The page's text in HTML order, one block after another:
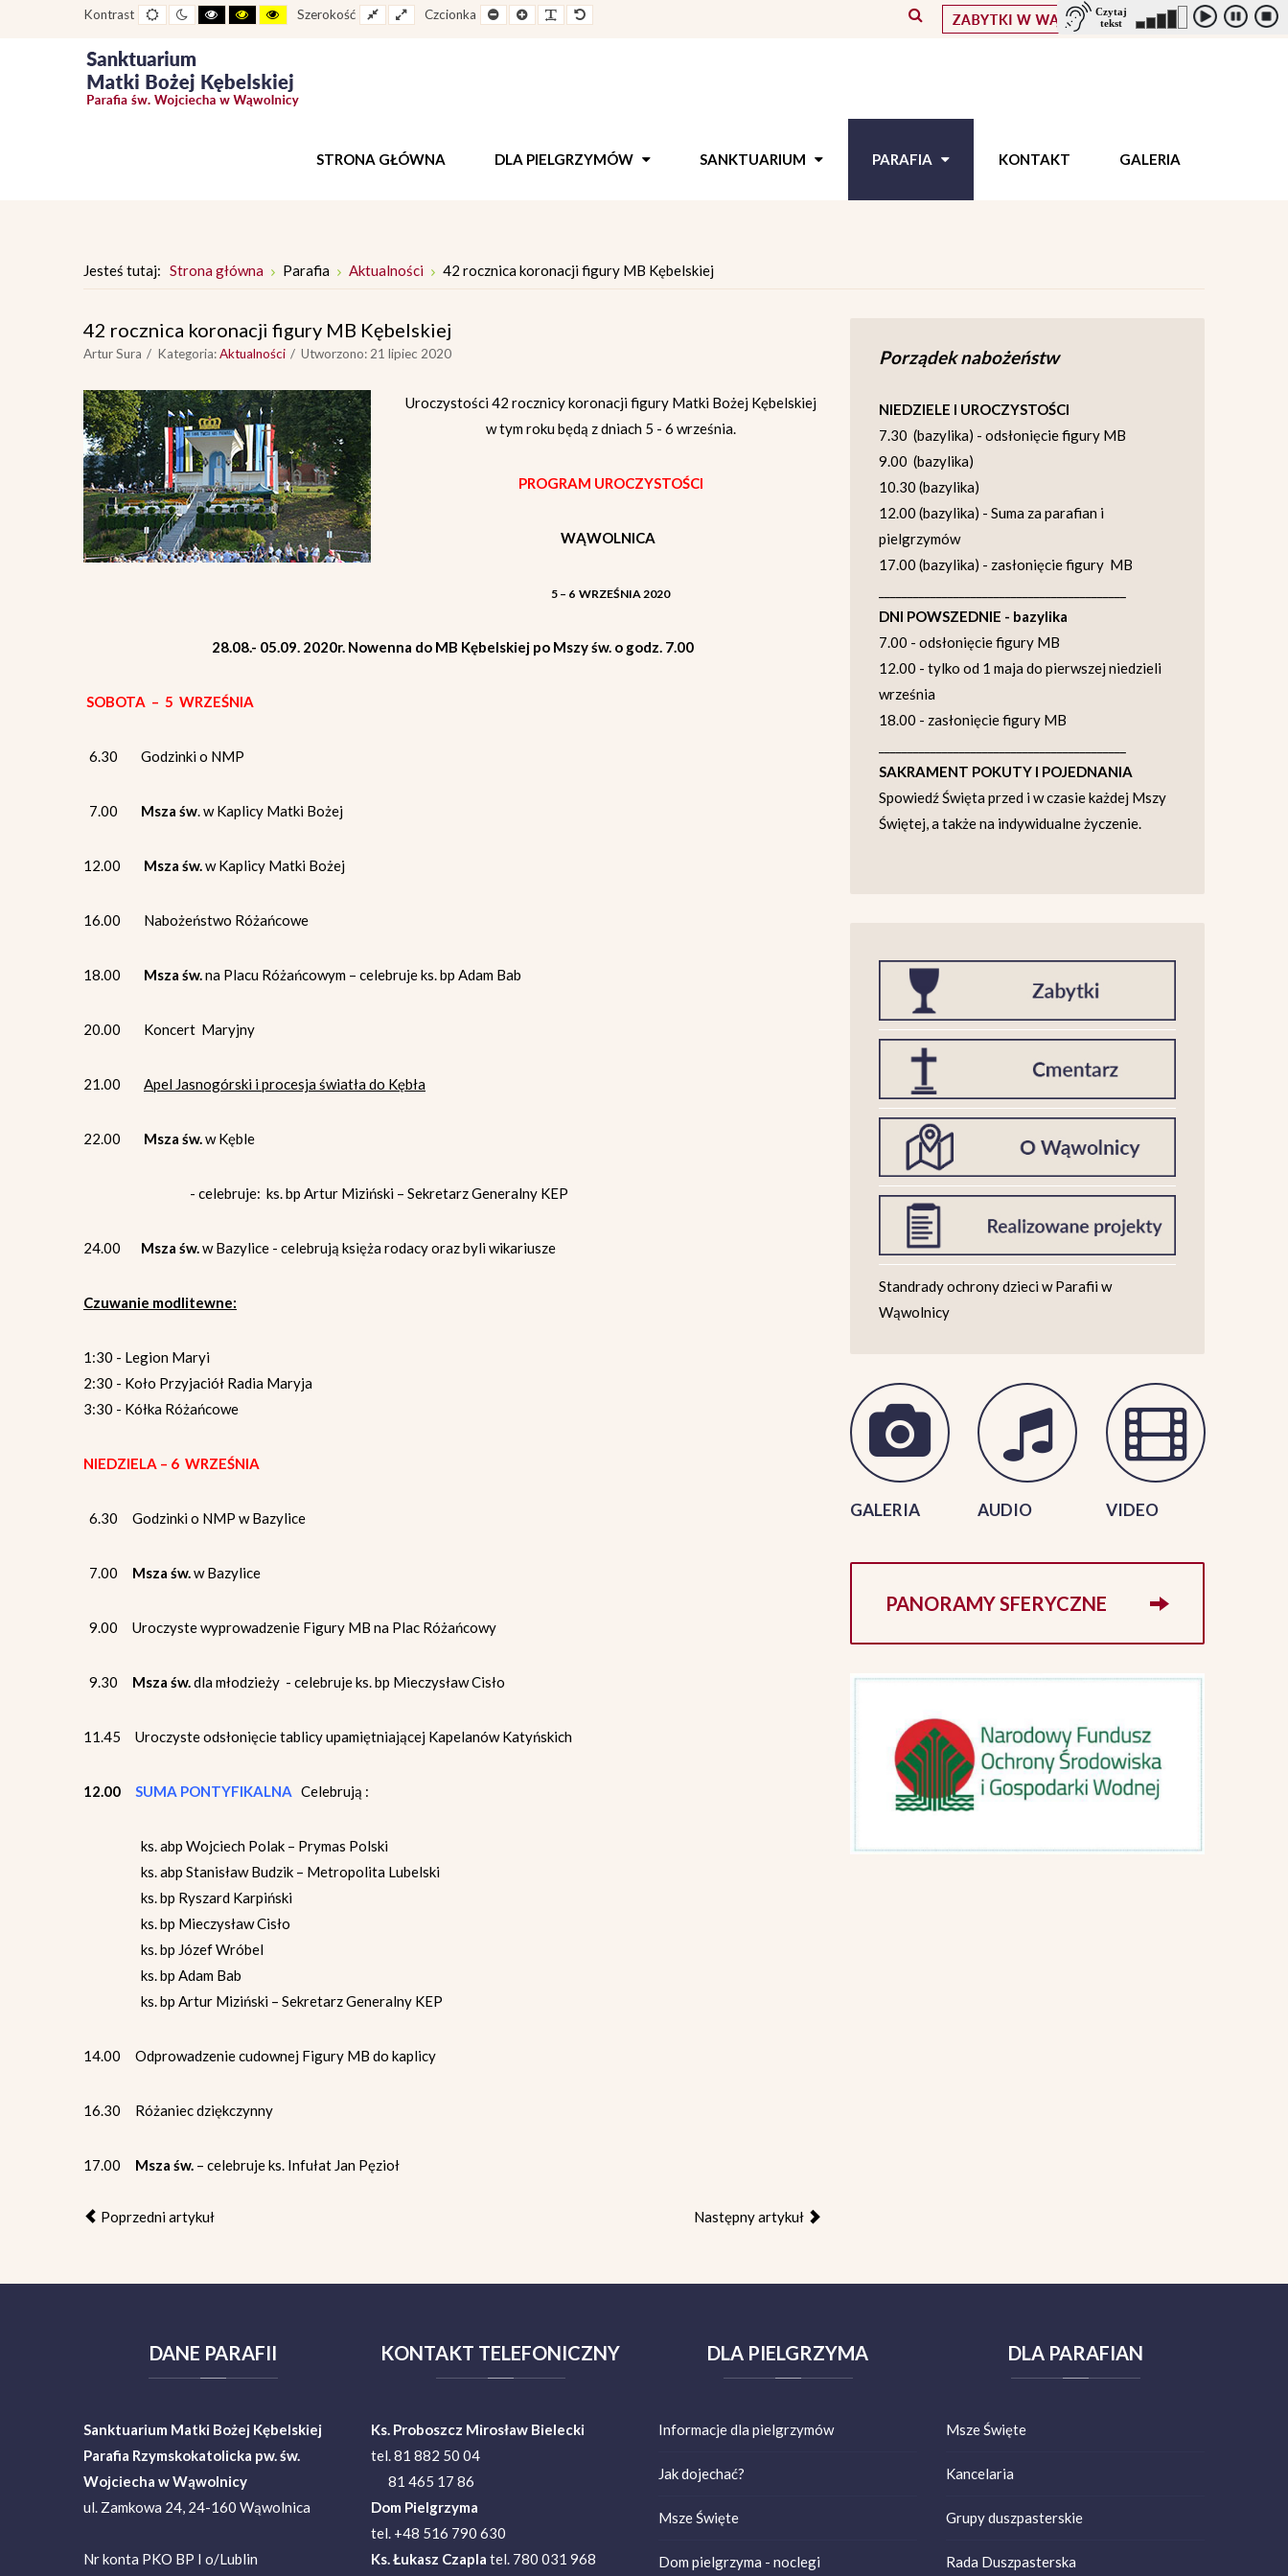
Kontrast
Widok
standardowy
Widok
nocny
Wysoki
kontrast
biały
Wysoki
kontrast
żółty
Wysoki
kontrast
czarny
Szerokość
Fixed
layout
Wide
layout
Czcionka
Pomniejszony
rozmiar
Powiększony
rozmiar
Zwiększ
odstępy
Standarowy
rozmiar
STRONA GŁÓWNA DLA PIELGRZYMÓW SANKTUARIUM PARAFIA KONTAKT GALERIA
Jesteś tutaj: Strona główna Parafia Aktualności 42 rocznica koronacji figury MB Kębelskiej
42 rocznica koronacji figury MB Kębelskiej
Artur Sura Kategoria:Aktualności Utworzono: 21 lipiec 2020
Uroczystości 42 rocznicy koronacji figury Matki Bożej Kębelskiej
w tym roku będą z dniach 5 - 6 września.
PROGRAM UROCZYSTOŚCI
WĄWOLNICA
5 – 6 WRZEŚNIA 2020
28.08.- 05.09. 2020r. Nowenna do MB Kębelskiej po Mszy św. o godz. 7.00
SOBOTA – 5 WRZEŚNIA
6.30 Godzinki o NMP
7.00 Msza św. w Kaplicy Matki Bożej
12.00 Msza św.w Kaplicy Matki Bożej
16.00 Nabożeństwo Różańcowe
18.00 Msza św.na Placu Różańcowym – celebruje ks. bp Adam Bab
20.00 Koncert Maryjny
21.00 Apel Jasnogórski i procesja światła do Kębła
22.00 Msza św.w Kęble
- celebruje: ks. bp Artur Miziński – Sekretarz Generalny KEP
24.00 Msza św.w Bazylice - celebrują księża rodacy oraz byli wikariusze
Czuwanie modlitewne:
1:30 - Legion Maryi
2:30 - Koło Przyjaciół Radia Maryja
3:30 - Kółka Różańcowe
NIEDZIELA – 6 WRZEŚNIA
6.30 Godzinki o NMP w Bazylice
7.00 Msza św.w Bazylice
9.00 Uroczyste wyprowadzenie Figury MB na Plac Różańcowy
9.30 Msza św.dla młodzieży - celebruje ks. bp Mieczysław Cisło
11.45 Uroczyste odsłonięcie tablicy upamiętniającej Kapelanów Katyńskich
12.00 SUMA PONTYFIKALNA Celebrują :
ks. abp Wojciech Polak – Prymas Polski
ks. abp Stanisław Budzik – Metropolita Lubelski
ks. bp Ryszard Karpiński
ks. bp Mieczysław Cisło
ks. bp Józef Wróbel
ks. bp Adam Bab
ks. bp Artur Miziński – Sekretarz Generalny KEP
14.00 Odprowadzenie cudownej Figury MB do kaplicy
16.30 Różaniec dziękczynny
17.00 Msza św. – celebruje ks. Infułat Jan Pęzioł
Poprzedni artykuł Następny artykuł
Porządek nabożeństw
NIEDZIELE I UROCZYSTOŚCI
7.30 (bazylika) - odsłonięcie figury MB
9.00 (bazylika)
10.30 (bazylika)
12.00 (bazylika) - Suma za parafian i
pielgrzymów
17.00 (bazylika) - zasłonięcie figury MB
DNI POWSZEDNIE - bazylika
7.00 - odsłonięcie figury MB
12.00 - tylko od 1 maja do pierwszej niedzieli
września
18.00 - zasłonięcie figury MB
SAKRAMENT POKUTY I POJEDNANIA
Spowiedź Święta przed i w czasie każdej Mszy
Świętej, a także na indywidualne życzenie.
Standrady ochrony dzieci w Parafii w
Wąwolnicy
GALERIA AUDIO VIDEO
PANORAMY SFERYCZNE
DANE PARAFII
Sanktuarium Matki Bożej Kębelskiej
Parafia Rzymskokatolicka pw. św.
Wojciecha w Wąwolnicy
ul. Zamkowa 24, 24-160 Wąwolnica
Nr konta PKO BP I o/Lublin
KONTAKT TELEFONICZNY
Ks. Proboszcz Mirosław Bielecki
tel. 81 882 50 04
81 465 17 86
Dom Pielgrzyma
tel. +48 516 790 630
Ks.Łukasz Czapla tel. 780 031 968
DLA PIELGRZYMA
Informacje dla pielgrzymów
Jak dojechać?
Msze Święte
Dom pielgrzyma - noclegi
DLAPARAFIAN
Msze Święte
Kancelaria
Grupy duszpasterskie
Rada Duszpasterska